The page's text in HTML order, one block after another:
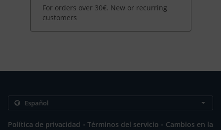
For orders over 30€. New or recurring
customers
Política de privacidad . Términos del servicio . Cambios en la